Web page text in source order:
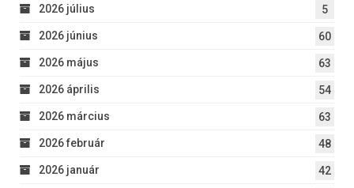
2026 július 5
2026 június 60
2026 május 63
2026 április 54
2026 március 63
2026 február 48
2026 január 42